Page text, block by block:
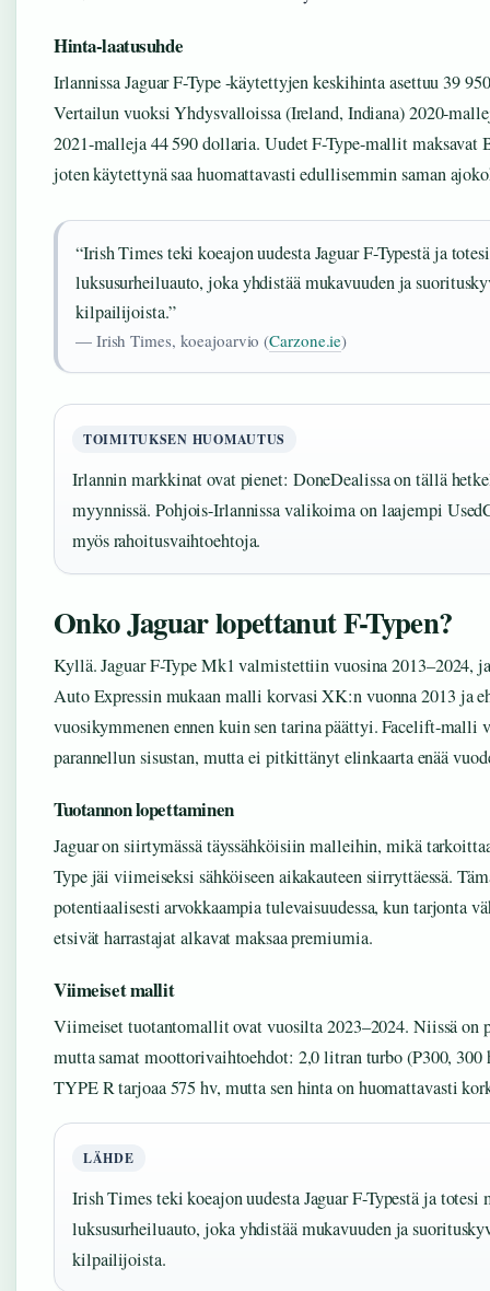
Hinta-laatusuhde
Irlannissa Jaguar F-Type -käytettyjen keskihinta asettuu 39
Vertailun vuoksi Yhdysvalloissa (Ireland, Indiana) 2020-
2021-malleja 44 590 dollaria. Uudet F-Type-mallit maksavat
joten käytettynä saa huomattavasti edullisemmin saman
“Irish Times teki koeajon uudesta Jaguar F-Typestä ja
luksusurheiluauto, joka yhdistää mukavuuden ja
kilpailijoista.”
— Irish Times, koeajoarvio (Carzone.ie)
TOIMITUKSEN HUOMAUTUS
Irlannin markkinat ovat pienet: DoneDealissa on tällä
myynnissä. Pohjois-Irlannissa valikoima on laajempi
myös rahoitusvaihtoehtoja.
Onko Jaguar lopettanut F-Typen?
Kyllä. Jaguar F-Type Mk1 valmistettiin vuosina 2013–2024,
Auto Expressin mukaan malli korvasi XK:n vuonna 2013 ja
vuosikymmenen ennen kuin sen tarina päättyi. Facelift-malli
parannellun sisustan, mutta ei pitkittänyt elinkaarta enää
Tuotannon lopettaminen
Jaguar on siirtymässä täyssähköisiin malleihin, mikä
Type jäi viimeiseksi sähköiseen aikakauteen siirryttäessä.
potentiaalisesti arvokkaampia tulevaisuudessa, kun tarjonta
etsivät harrastajat alkavat maksaa premiumia.
Viimeiset mallit
Viimeiset tuotantomallit ovat vuosilta 2023–2024. Niissä
mutta samat moottorivaihtoehdot: 2,0 litran turbo (P300,
TYPE R tarjoaa 575 hv, mutta sen hinta on huomattavasti
LÄHDE
Irish Times teki koeajon uudesta Jaguar F-Typestä ja
luksusurheiluauto, joka yhdistää mukavuuden ja
kilpailijoista.